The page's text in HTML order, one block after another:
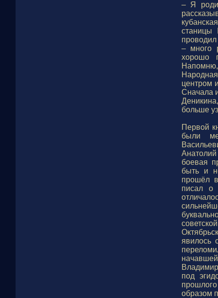
– Я
станицы
– много
хорошо
центром
Сначала
больше
Первой
были
боевая
быть и
прошёл
писал о
явилось
под
образом